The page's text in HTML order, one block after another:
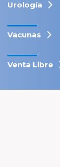
Urología
Vacunas
Venta Libre